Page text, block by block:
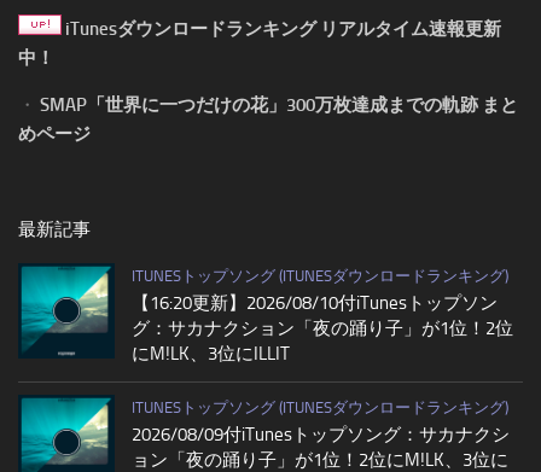
iTunesダウンロードランキング リアルタイム速報更新
中！
・ SMAP「世界に一つだけの花」300万枚達成までの軌跡 まと
めページ
最新記事
ITUNESトップソング (ITUNESダウンロードランキング)
【16:20更新】2026/08/10付iTunesトップソン
グ：サカナクション「夜の踊り子」が1位！2位
にM!LK、3位にILLIT
ITUNESトップソング (ITUNESダウンロードランキング)
2026/08/09付iTunesトップソング：サカナクシ
ョン「夜の踊り子」が1位！2位にM!LK、3位に